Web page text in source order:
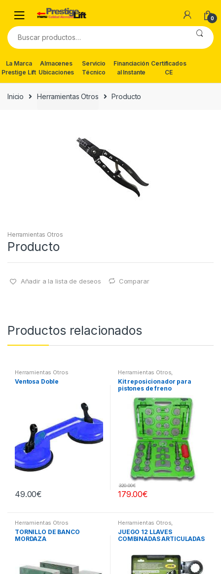
navigation
content
0
Buscar
por:
La Marca
Prestige Lift
Almacenes
Ubicaciones
Servicio
Técnico
Financiación
al Instante
Certificados
CE
Inicio Herramientas Otros Producto
Herramientas Otros
Producto
Añadir a la lista de deseos Comparar
Productos relacionados
Herramientas Otros
Ventosa Doble
49.00€
Herramientas Otros,
Herramientas Frenos y
Refrigeración
Kit reposicionador para
pistones de freno
179.00€
320.00€
Herramientas Otros
TORNILLO DE BANCO
MORDAZA
Herramientas Otros,
Herramientas De Mano
Herramientas De Mano
JUEGO 12 LLAVES
COMBINADAS ARTICULADAS